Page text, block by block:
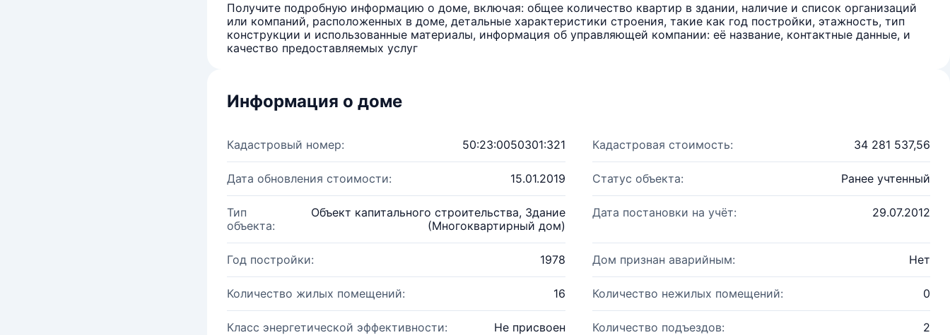
Получите подробную информацию о доме, включая: общее количество квартир в здании, наличие и список организаций
или компаний, расположенных в доме, детальные характеристики строения, такие как год постройки, этажность, тип
конструкции и использованные материалы, информация об управляющей компании: её название, контактные данные, и
качество предоставляемых услуг
Информация о доме
Кадастровый номер: 50:23:0050301:321 Кадастровая стоимость: 34 281 537,56
Дата обновления стоимости: 15.01.2019 Статус объекта: Ранее учтенный
Тип
объекта:
Объект капитального строительства, Здание
(Многоквартирный дом)
Дата постановки на учёт: 29.07.2012
Год постройки: 1978 Дом признан аварийным: Нет
Количество жилых помещений: 16 Количество нежилых помещений: 0
Класс энергетической эффективности: Не присвоен Количество подъездов: 2